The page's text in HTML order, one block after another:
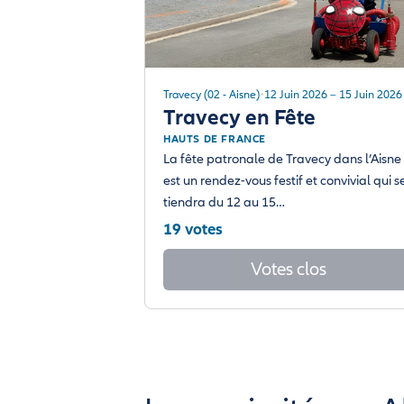
Travecy (02 - Aisne) 12 Juin 2026 – 15 Juin 2026
Travecy en Fête
HAUTS DE FRANCE
La fête patronale de Travecy dans l’Aisne
est un rendez-vous festif et convivial qui
tiendra du 12 au 15…
19 votes
Votes clos